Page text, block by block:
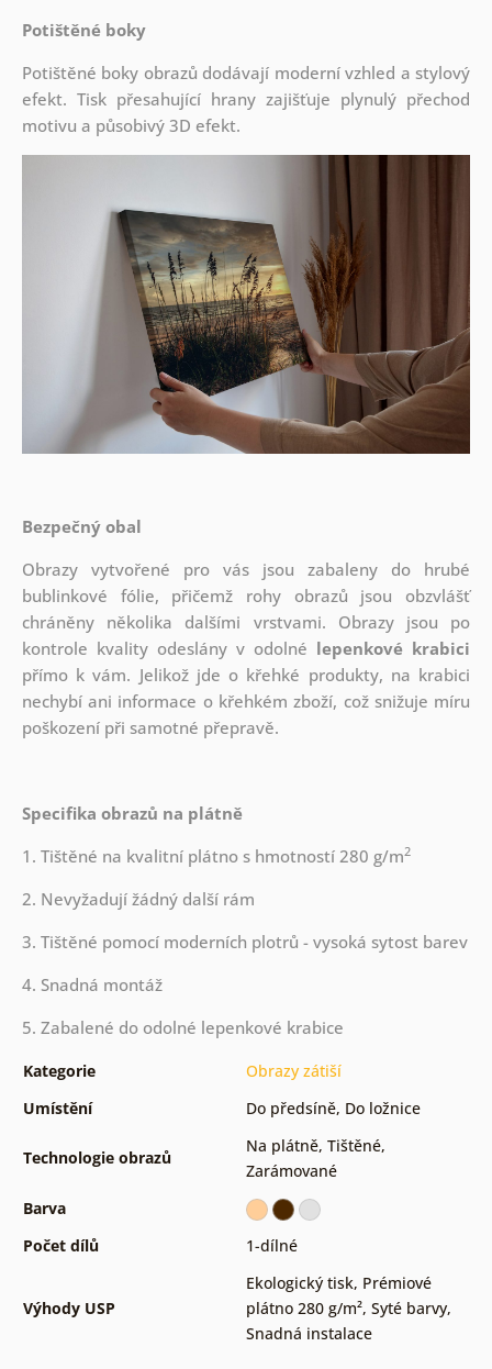
Potištěné boky
Potištěné boky obrazů dodávají moderní vzhled a stylový
efekt. Tisk přesahující hrany zajišťuje plynulý přechod
motivu a působivý 3D efekt.
Bezpečný obal
Obrazy vytvořené pro vás jsou zabaleny do hrubé
bublinkové fólie, přičemž rohy obrazů jsou obzvlášť
chráněny několika dalšími vrstvami. Obrazy jsou po
kontrole kvality odeslány v odolné lepenkové krabici
přímo k vám. Jelikož jde o křehké produkty, na krabici
nechybí ani informace o křehkém zboží, což snižuje míru
poškození při samotné přepravě.
Specifika obrazů na plátně
1. Tištěné na kvalitní plátno s hmotností 280 g/m2
2. Nevyžadují žádný další rám
3. Tištěné pomocí moderních plotrů - vysoká sytost barev
4. Snadná montáž
5. Zabalené do odolné lepenkové krabice
Kategorie
Obrazy zátiší
Umístění
Do předsíně, Do ložnice
Technologie obrazů
Na plátně, Tištěné,
Zarámované
Barva
Počet dílů
1-dílné
Výhody USP
Ekologický tisk, Prémiové
plátno 280 g/m², Syté barvy,
Snadná instalace